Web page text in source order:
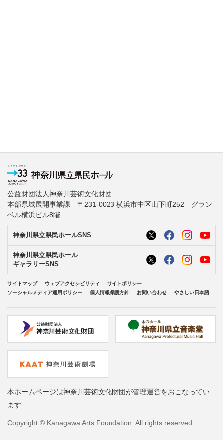
公益財団法人神奈川芸術文化財団
本部県域展開事業課 〒231-0023 横浜市中区山下町252 グラン
ベル横浜ビル8階
神奈川県立県民ホールSNS
神奈川県立県民ホール
ギャラリーSNS
サイトマップ ウェブアクセシビリティ
サイトポリシー
ソーシャルメディア運用ポリシー
個人情報保護方針 お問い合わせ やさしい日本語
本ホームページは神奈川芸術文化財団が管理運営をおこなってい
ます
Copyright © Kanagawa Arts Foundation. All rights reserved.